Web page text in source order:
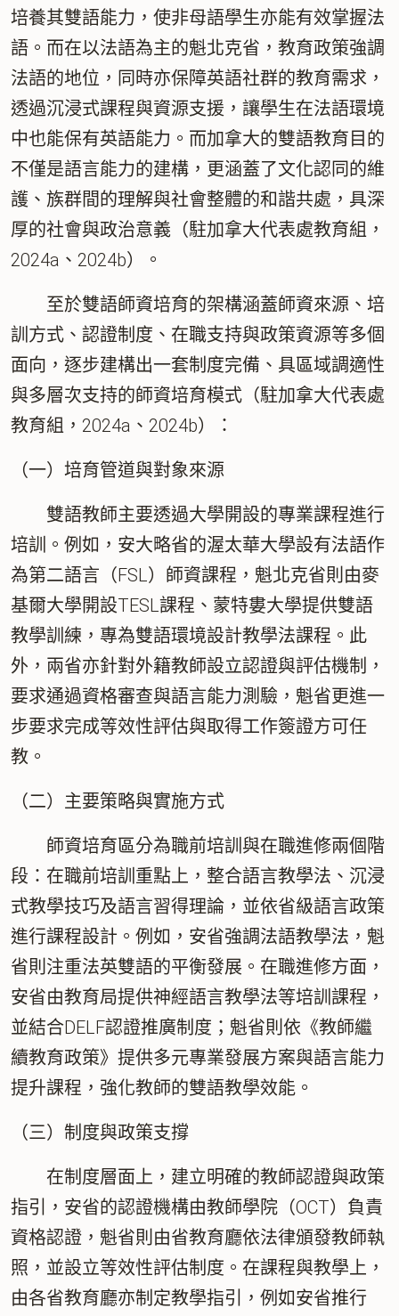
培養其雙語能力，使非母語學生亦能有效掌握法
語。而在以法語為主的魁北克省，教育政策強調
法語的地位，同時亦保障英語社群的教育需求，
透過沉浸式課程與資源支援，讓學生在法語環境
中也能保有英語能力。而加拿大的雙語教育目的
不僅是語言能力的建構，更涵蓋了文化認同的維
護、族群間的理解與社會整體的和諧共處，具深
厚的社會與政治意義（駐加拿大代表處教育組，
2024a、2024b）。
至於雙語師資培育的架構涵蓋師資來源、培
訓方式、認證制度、在職支持與政策資源等多個
面向，逐步建構出一套制度完備、具區域調適性
與多層次支持的師資培育模式（駐加拿大代表處
教育組，2024a、2024b）：
（一）培育管道與對象來源
雙語教師主要透過大學開設的專業課程進行
培訓。例如，安大略省的渥太華大學設有法語作
為第二語言（FSL）師資課程，魁北克省則由麥
基爾大學開設TESL課程、蒙特婁大學提供雙語
教學訓練，專為雙語環境設計教學法課程。此
外，兩省亦針對外籍教師設立認證與評估機制，
要求通過資格審查與語言能力測驗，魁省更進一
步要求完成等效性評估與取得工作簽證方可任
教。
（二）主要策略與實施方式
師資培育區分為職前培訓與在職進修兩個階
段：在職前培訓重點上，整合語言教學法、沉浸
式教學技巧及語言習得理論，並依省級語言政策
進行課程設計。例如，安省強調法語教學法，魁
省則注重法英雙語的平衡發展。在職進修方面，
安省由教育局提供神經語言教學法等培訓課程，
並結合DELF認證推廣制度；魁省則依《教師繼
續教育政策》提供多元專業發展方案與語言能力
提升課程，強化教師的雙語教學效能。
（三）制度與政策支撐
在制度層面上，建立明確的教師認證與政策
指引，安省的認證機構由教師學院（OCT）負責
資格認證，魁省則由省教育廳依法律頒發教師執
照，並設立等效性評估制度。在課程與教學上，
由各省教育廳亦制定教學指引，例如安省推行